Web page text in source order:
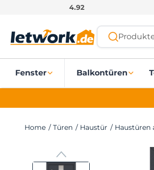
o
4.92
Fenster Balkontüren
Home / Türen / Haustür / Haustüren